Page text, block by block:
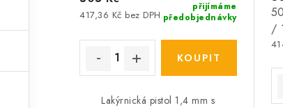
t
ů
přijímáme
předobjednávky
417,36 Kč bez DPH
Lakýrnická pistol 1,4 mm s
/